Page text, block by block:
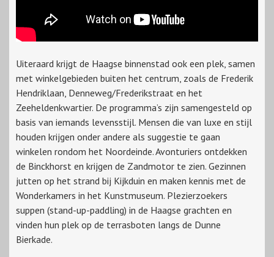
Uiteraard krijgt de Haagse binnenstad ook een plek, samen
met winkelgebieden buiten het centrum, zoals de Frederik
Hendriklaan, Denneweg/Frederikstraat en het
Zeeheldenkwartier. De programma’s zijn samengesteld op
basis van iemands levensstijl. Mensen die van luxe en stijl
houden krijgen onder andere als suggestie te gaan
winkelen rondom het Noordeinde. Avonturiers ontdekken
de Binckhorst en krijgen de Zandmotor te zien. Gezinnen
jutten op het strand bij Kijkduin en maken kennis met de
Wonderkamers in het Kunstmuseum. Plezierzoekers
suppen (stand-up-paddling) in de Haagse grachten en
vinden hun plek op de terrasboten langs de Dunne
Bierkade.